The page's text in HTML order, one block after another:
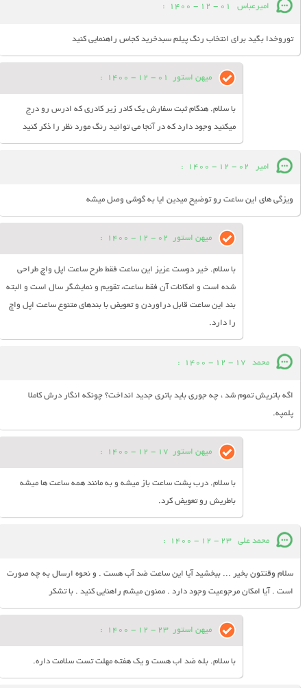
امیرعباس 01 - 12 - 1400
:
توروخدا بگید برای انتخاب رنگ پیلم سبدخرید کجاس راهنمایی کنید
میهن استور 01 - 12 - 1400
:
با سلام. هنگام ثبت سفارش یک کادر زیر کادری که ادرس رو درج
میکنید وجود دارد که در آنجا می توانید رنگ مورد نظر را ذکر کنید
امیر 02 - 12 - 1400
:
ویزگی های این ساعت رو توضیح میدین ایا به گوشی وصل میشه
میهن استور 02 - 12 - 1400
:
با سلام. خیر دوست عزیز این ساعت فقط طرح ساعت اپل واچ طراحی
شده است و امکانات آن فقط ساعت، تقویم و نمایشگر سال است و البته
بند این ساعت قابل دراوردن و تعویض با بندهای متنوع ساعت اپل واچ
را دارد.
محمد 17 - 12 - 1400
:
اگه باتریش تموم شد ، چه جوری باید باتری جدید انداخت؟ چونکه انگار درش کاملا
پلمپه.
میهن استور 17 - 12 - 1400
:
با سلام. درب پشت ساعت باز میشه و به مانند همه ساعت ها میشه
باطریش رو تعویض کرد.
محمد علی 23 - 12 - 1400
:
سلام وقتتون بخیر ... ببخشید آیا این ساعت ضد آب هست . و نحوه ارسال به چه صورت
است . آیا امکان مرجوعیت وجود دارد . ممنون میشم راهنایی کنید . با تشکر
میهن استور 23 - 12 - 1400
:
با سلام. بله ضد اب هست و یک هفته مهلت تست سلامت داره.